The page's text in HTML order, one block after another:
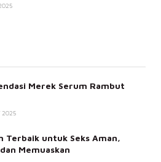
Merek Serum Rambut
2025
Terbaik untuk Seks Aman,
Memuaskan